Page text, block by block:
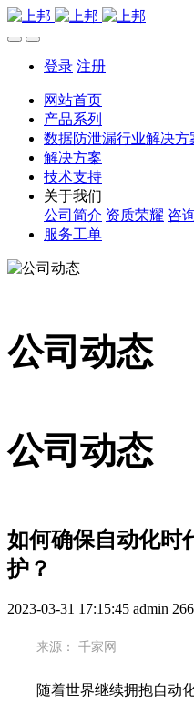
登录 注册
网站首页
产品系列
数据防泄漏行业解决方
解决方案
技术支持
关于我们
公司简介 资质荣耀 咨
服务工单
公司动态
公司动态
如何确保自动化时
护？
2023-03-31 17:15:45 admin 266
来源： 千家网
随着世界继续拥抱自动